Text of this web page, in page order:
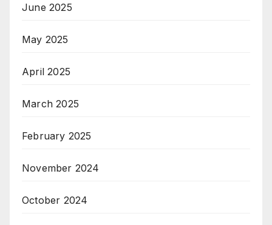
June 2025
May 2025
April 2025
March 2025
February 2025
November 2024
October 2024